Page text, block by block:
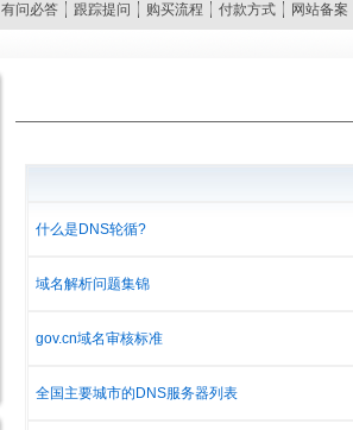
有问必答 跟踪提问 购买流程 付款方式 网站备案
什么是DNS轮循?
域名解析问题集锦
gov.cn域名审核标准
全国主要城市的DNS服务器列表